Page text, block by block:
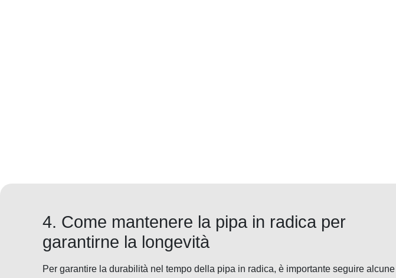
4. Come mantenere la pipa in radica per
garantirne la longevità
Per garantire la durabilità nel tempo della pipa in radica, è importante seguire alcune